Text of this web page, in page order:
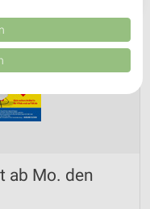
ab Mo. den
Entwicklung und
Daten zur Auswahl
weitergegeben und in die